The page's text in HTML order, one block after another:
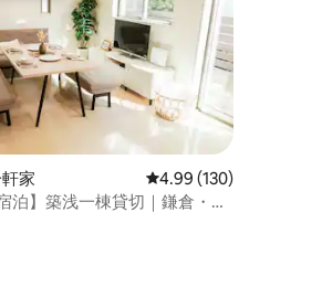
つ星の平均評価
家 レビュー130件、5つ
4.99 (130)
泊】築浅一棟貸切｜鎌倉・江